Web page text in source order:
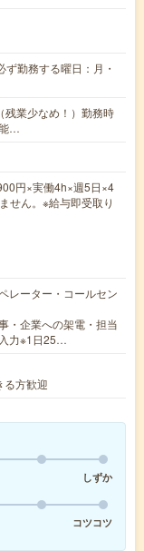
勤務する曜日：月・
業少なめ！）勤務時
…
円×実働4h×週5日×4
せん。※給与即受取り
レーター・コールセン
・企業への架電・担当
力※1日25…
る方歓迎
しずか
コツコツ